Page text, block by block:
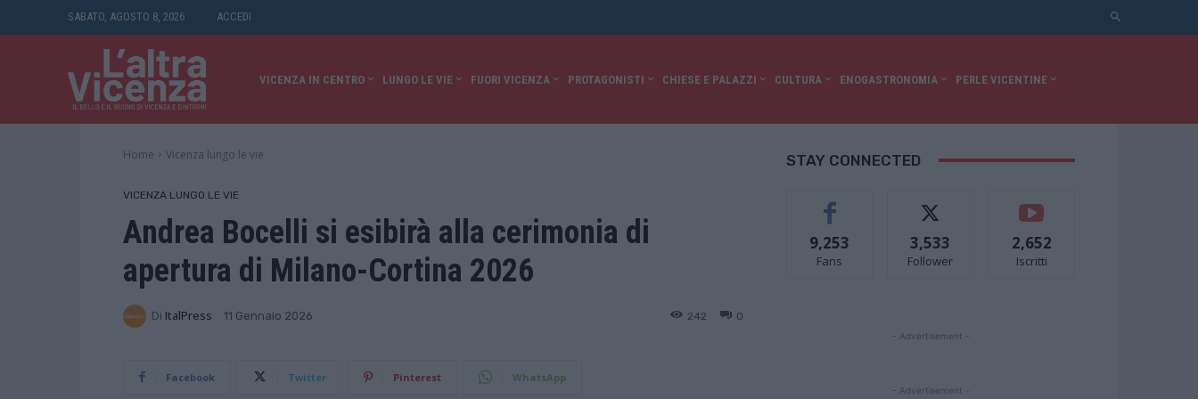
SABATO, AGOSTO 8, 2026 ACCEDI
VICENZA IN CENTRO LUNGO LE VIE FUORI VICENZA PROTAGONISTI CHIESE E PALAZZI CULTURA ENOGASTRONOMIA PERLE VICENTINE
Home Vicenza lungo le vie
VICENZA LUNGO LE VIE
Andrea Bocelli si esibirà alla cerimonia di
apertura di Milano-Cortina 2026
Di ItalPress 11 Gennaio 2026 0
242
Facebook Twitter Pinterest WhatsApp
STAY CONNECTED
9,253
Fans
3,533
Follower
2,652
Iscritti
- Advertisement -
- Advertisement -